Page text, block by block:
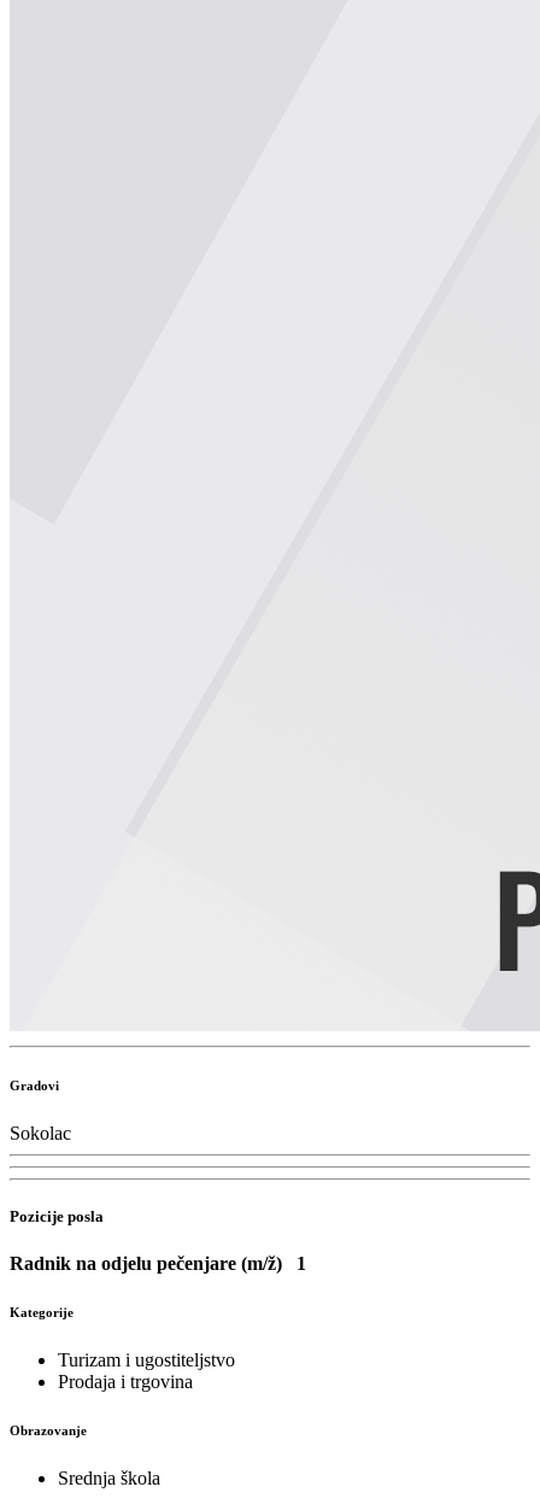
Gradovi
Sokolac
Pozicije posla
Radnik na odjelu pečenjare (m/ž) 1
Kategorije
Turizam i ugostiteljstvo
Prodaja i trgovina
Obrazovanje
Srednja škola